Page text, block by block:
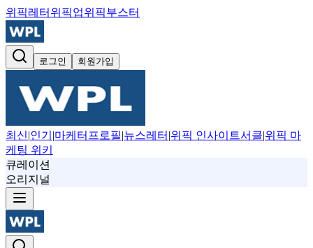
위픽레터 위픽업위픽부스터
로그인 회원가입
최신|인기 |마케터프로필|뉴스레터 |위픽 인사이트서클|위픽 마
케팅 위키
큐레이션
오리지널